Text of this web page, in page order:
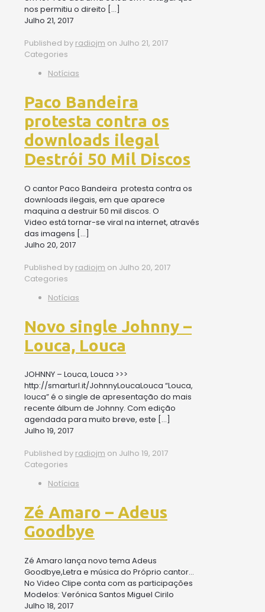
nos permitiu o direito […]
Julho 21, 2017
Published by radiojm on Julho 21, 2017
Categories
Notícias
Paco Bandeira
protesta contra os
downloads ilegal
Destrói 50 Mil Discos
O cantor Paco Bandeira protesta contra os
downloads ilegais, em que aparece
maquina a destruir 50 mil discos. O
Video está tornar-se viral na internet, através
das imagens […]
Julho 20, 2017
Published by radiojm on Julho 20, 2017
Categories
Notícias
Novo single Johnny –
Louca, Louca
JOHNNY – Louca, Louca >>>
http://smarturl.it/JohnnyLoucaLouca “Louca,
louca” é o single de apresentação do mais
recente álbum de Johnny. Com edição
agendada para muito breve, este […]
Julho 19, 2017
Published by radiojm on Julho 19, 2017
Categories
Notícias
Zé Amaro – Adeus
Goodbye
Zé Amaro lança novo tema Adeus
Goodbye,Letra e música do Próprio cantor…
No Video Clipe conta com as participações
Modelos: Verónica Santos Miguel Cirilo
Julho 18, 2017